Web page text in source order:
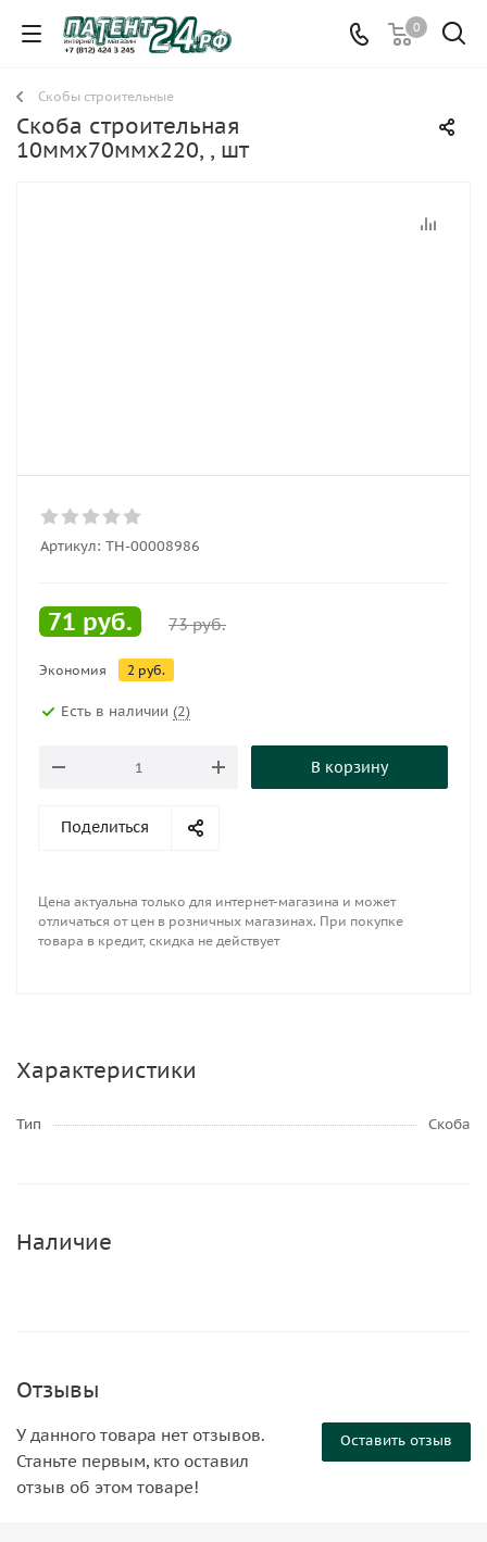
0
Скобы строительные
Скоба строительная
10ммх70ммх220, , шт
Артикул: ТН-00008986
71 руб. 73руб.
Экономия 2 руб.
Есть в наличии (2)
В корзину
Поделиться
Цена актуальна только для интернет-магазина и может
отличаться от цен в розничных магазинах. При покупке
товара в кредит, скидка не действует
Характеристики
Тип Скоба
Наличие
Отзывы
Оставить отзыв
У данного товара нет отзывов.
Станьте первым, кто оставил
отзыв об этом товаре!